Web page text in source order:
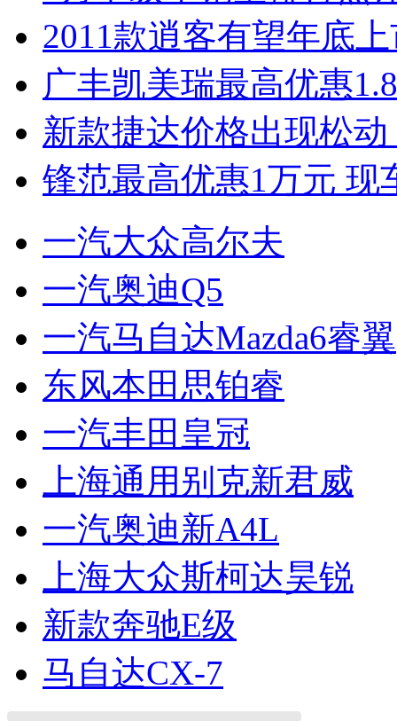
2011款逍客有望年底
广丰凯美瑞最高优惠
新款捷达价格出现松
锋范最高优惠1万元 现
一汽大众高尔夫
一汽奥迪Q5
一汽马自达Mazda6睿翼
东风本田思铂睿
一汽丰田皇冠
上海通用别克新君威
一汽奥迪新A4L
上海大众斯柯达昊锐
新款奔驰E级
马自达CX-7